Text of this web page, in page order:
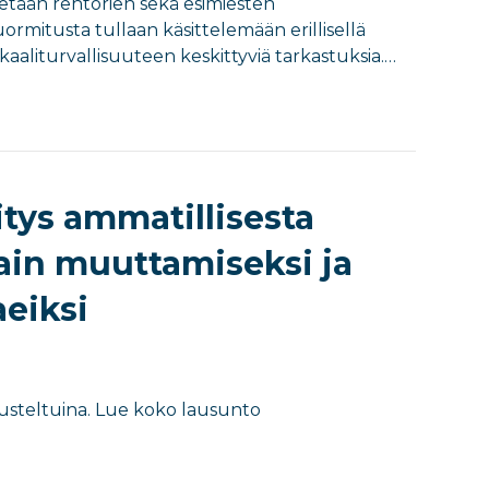
tullaan käsittelemään erillisellä
keskittyviä tarkastuksia.…
ammatillisesta
muuttamiseksi ja
Lue koko lausunto